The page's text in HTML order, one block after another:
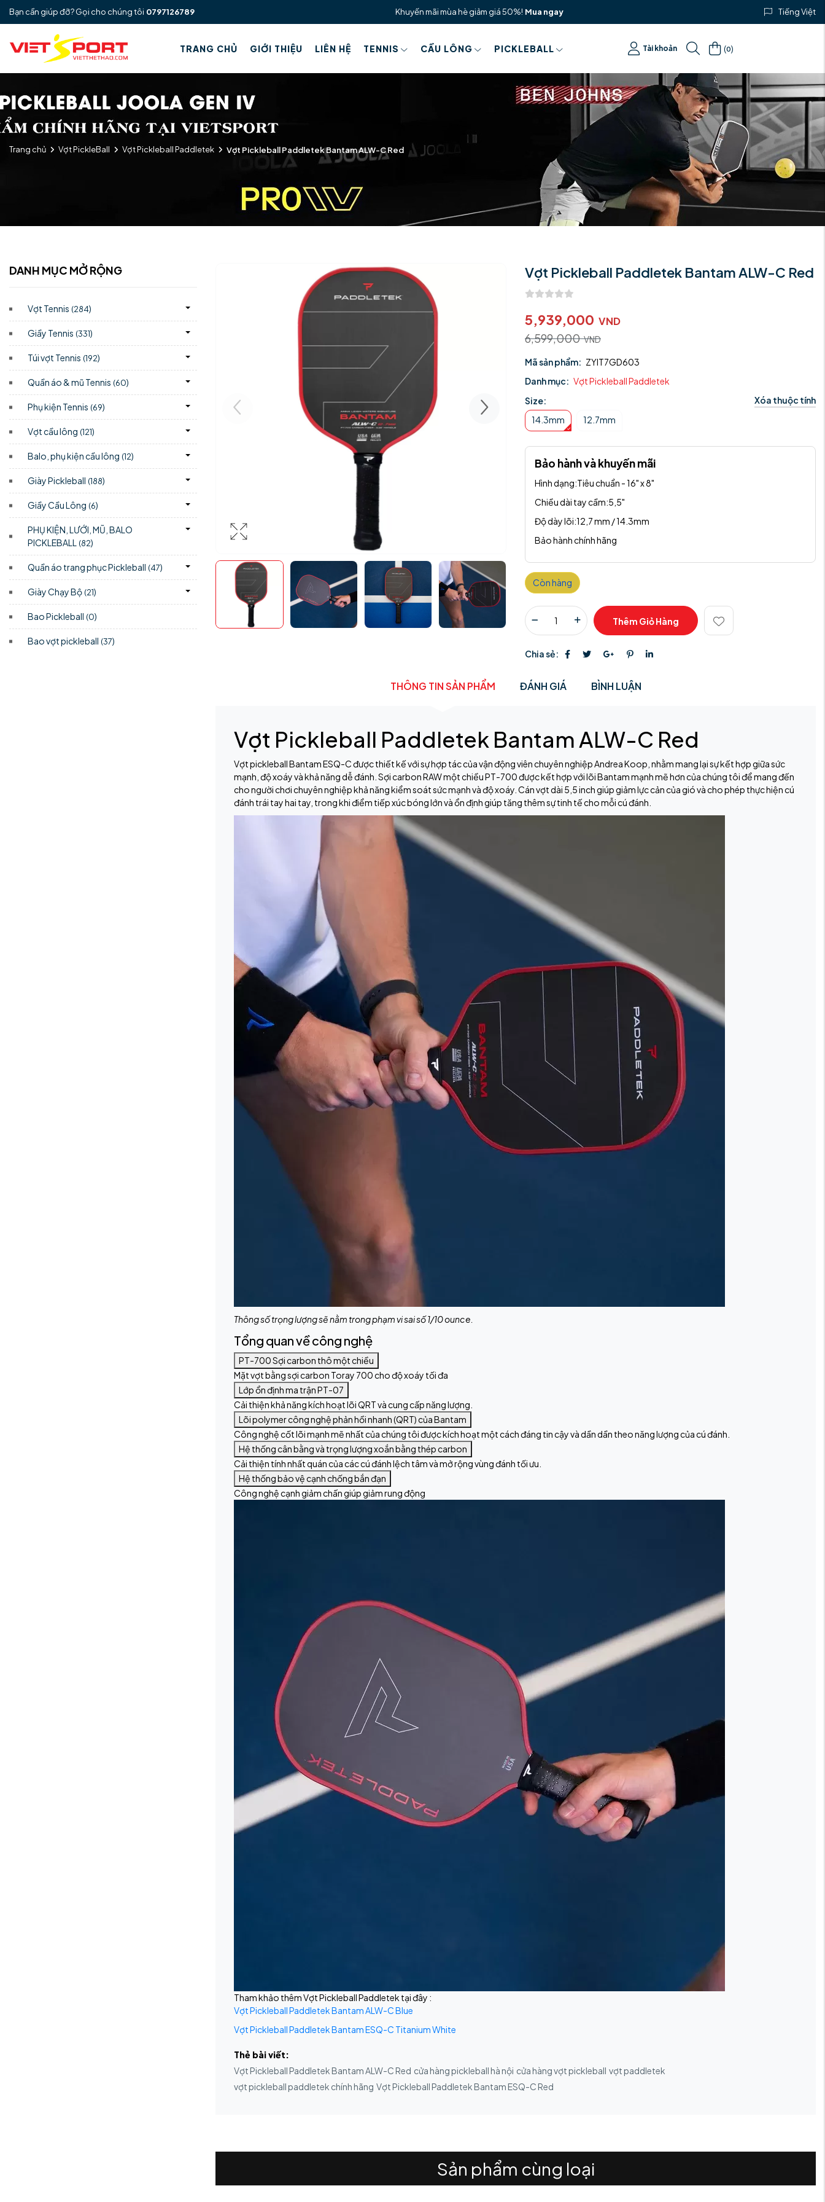
Bạn cần giúp đỡ? Gọi cho chúng tôi 0797126789 Khuyến mãi mùa hè giảm giá 50%! Mua ngay Tiếng Việt
TRANG CHỦ GIỚI THIỆU LIÊN HỆ TENNIS CẦU LÔNG PICKLEBALL Tài khoản (0)
Trang chủ Vợt PickleBall Vợt Pickleball Paddletek Vợt Pickleball Paddletek Bantam ALW-C Red
DANH MỤC MỞ RỘNG
Vợt Tennis (284)
Giầy Tennis (331)
Túi vợt Tennis (192)
Quần áo & mũ Tennis (60)
Phụ kiện Tennis (69)
Vợt cầu lông (121)
Balo, phụ kiện cầu lông (12)
Giày Pickleball (188)
Giầy Cầu Lông (6)
PHỤ KIỆN, LƯỚI, MŨ, BALO
PICKLEBALL (82)
Quần áo trang phục Pickleball (47)
Giày Chạy Bộ (21)
Bao Pickleball (0)
Bao vợt pickleball (37)
Vợt Pickleball Paddletek Bantam ALW-C Red
5,939,000 VND
6,599,000VND
Mã sản phẩm: ZYIT7GD603
Danh mục: Vợt Pickleball Paddletek
Size:
Xóa thuộc tính
14.3mm
12.7mm
Bảo hành và khuyến mãi
Hình dạng:Tiêu chuẩn - 16" x 8"
Chiều dài tay cầm:5,5"
Độ dày lõi:12,7 mm / 14.3mm
Bảo hành chính hãng
Còn hàng
Thêm Giỏ Hàng
Chia sẻ:
THÔNG TIN SẢN PHẨM ĐÁNH GIÁ BÌNH LUẬN
Vợt Pickleball Paddletek Bantam ALW-C Red
Vợt pickleball Bantam ESQ-C được thiết kế với sự hợp tác của vận động viên chuyên nghiệp Andrea Koop, nhằm mang lại sự kết hợp giữa sức
mạnh, độ xoáy và khả năng dễ đánh. Sợi carbon RAW một chiều PT-700 được kết hợp với lõi Bantam mạnh mẽ hơn của chúng tôi để mang đến
cho người chơi chuyên nghiệp khả năng kiểm soát sức mạnh và độ xoáy. Cán vợt dài 5,5 inch giúp giảm lực cản của gió và cho phép thực hiện cú
đánh trái tay hai tay, trong khi điểm tiếp xúc bóng lớn và ổn định giúp tăng thêm sự tinh tế cho mỗi cú đánh.
Thông số trọng lượng sẽ nằm trong phạm vi sai số 1/10 ounce.
Tổng quan về công nghệ
PT-700 Sợi carbon thô một chiều
Mặt vợt bằng sợi carbon Toray 700 cho độ xoáy tối đa
Lớp ổn định ma trận PT-07
Cải thiện khả năng kích hoạt lõi QRT và cung cấp năng lượng.
Lõi polymer công nghệ phản hồi nhanh (QRT) của Bantam
Công nghệ cốt lõi mạnh mẽ nhất của chúng tôi được kích hoạt một cách đáng tin cậy và dần dần theo năng lượng của cú đánh.
Hệ thống cân bằng và trọng lượng xoắn bằng thép carbon
Cải thiện tính nhất quán của các cú đánh lệch tâm và mở rộng vùng đánh tối ưu.
Hệ thống bảo vệ cạnh chống bắn đạn
Công nghệ cạnh giảm chấn giúp giảm rung động
Tham khảo thêm Vợt Pickleball Paddletek tại đây :
Vợt Pickleball Paddletek Bantam ALW-C Blue
Vợt Pickleball Paddletek Bantam ESQ-C Titanium White
Thẻ bài viết:
Vợt Pickleball Paddletek Bantam ALW-C Red cửa hàng pickleball hà nội cửa hàng vợt pickleball vợt paddletek
vợt pickleball paddletek chính hãng Vợt Pickleball Paddletek Bantam ESQ-C Red
Sản phẩm cùng loại